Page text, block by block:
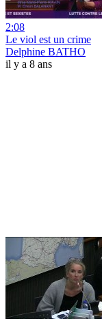
2:08
Le viol est un crime
Delphine BATHO
il y a 8 ans